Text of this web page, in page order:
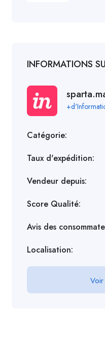
INFORMATIONS
Catégorie:
Taux d'expédition:
Vendeur depuis:
Score Qualité:
Avis des
Localisation: